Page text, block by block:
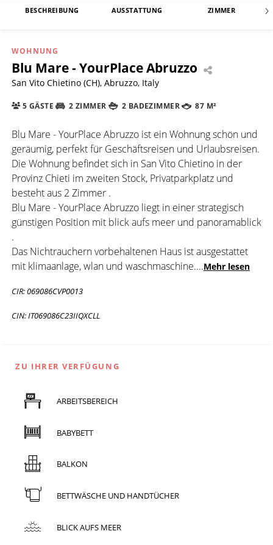
BESCHREIBUNG AUSSTATTUNG ZIMMER
WOHNUNG
Blu Mare - YourPlace Abruzzo
San Vito Chietino (CH), Abruzzo, Italy
5 GÄSTE 2 ZIMMER 2 BADEZIMMER 87 M²
Blu Mare - YourPlace Abruzzo ist ein Wohnung schön und
geräumig, perfekt für Geschäftsreisen und Urlaubsreisen.
Die Wohnung befindet sich in San Vito Chietino in der
Provinz Chieti im zweiten Stock, Privatparkplatz und
besteht aus 2 Zimmer .
Blu Mare - YourPlace Abruzzo liegt in einer strategisch
günstigen Position mit blick aufs meer und panoramablick
.
Das Nichtrauchern vorbehaltenen Haus ist ausgestattet
mit klimaanlage, wlan und waschmaschine....Mehr lesen
CIR: 069086CVP0013
CIN: IT069086C23IIQXCLL
ZU IHRER VERFÜGUNG
ARBEITSBEREICH
BABYBETT
BALKON
BETTWÄSCHE UND HANDTÜCHER
BLICK AUFS MEER